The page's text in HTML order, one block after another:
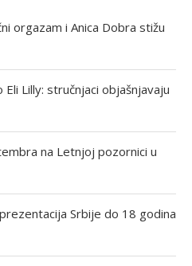
orgazam i Anica Dobra stižu
Lilly: stručnjaci objašnjavaju
na Letnjoj pozornici u
Srbije do 18 godina